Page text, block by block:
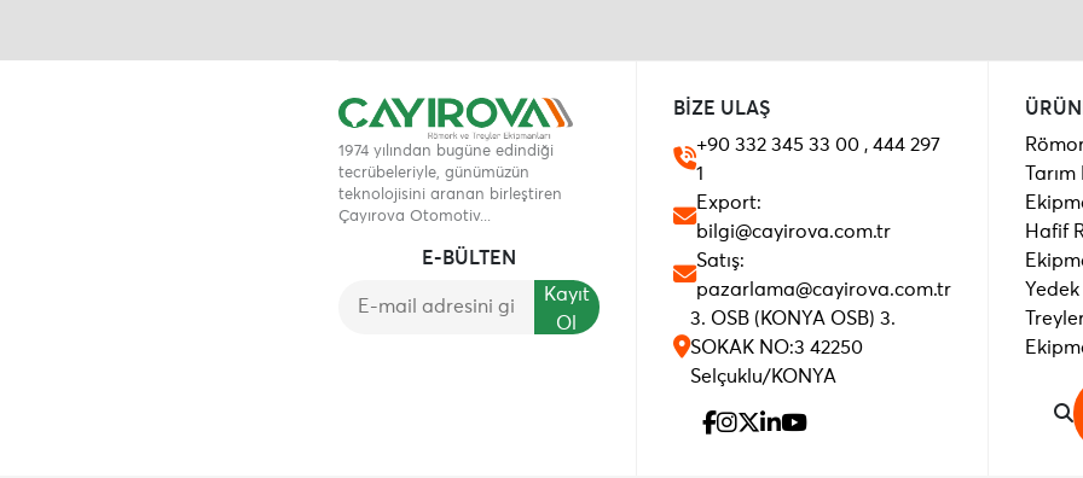
1974 yılından bugüne edindiği
tecrübeleriyle, günümüzün
teknolojisini aranan birleştiren
Çayırova Otomotiv...
E-BÜLTEN
Kayıt
Ol
BİZE ULAŞ
+90 332 345 33 00 , 444 297
1
Export:
bilgi@cayirova.com.tr
Satış:
pazarlama@cayirova.com.tr
3. OSB (KONYA OSB) 3.
SOKAK NO:3 42250
Selçuklu/KONYA
Hafif